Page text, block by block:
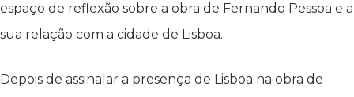
espaço de reflexão sobre a obra de Fernando Pessoa e a
sua relação com a cidade de Lisboa.
Depois de assinalar a presença de Lisboa na obra de